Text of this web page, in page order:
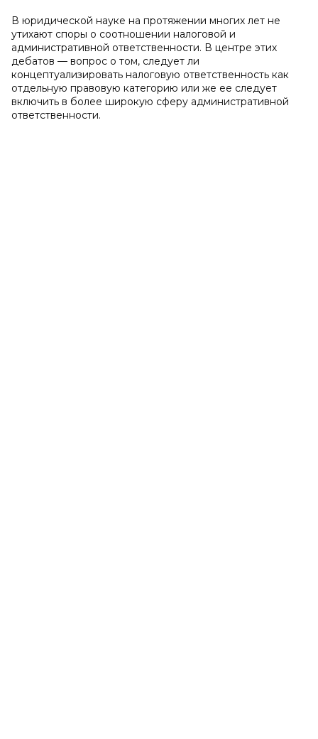
В юридической науке на протяжении многих лет не
утихают споры о соотношении налоговой и
административной ответственности. В центре этих
дебатов — вопрос о том, следует ли
концептуализировать налоговую ответственность как
отдельную правовую категорию или же ее следует
включить в более широкую сферу административной
ответственности.